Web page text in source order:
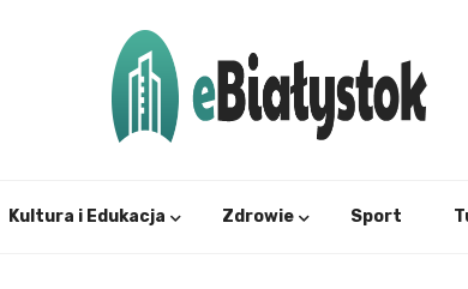
Kultura i Edukacja Zdrowie Sport